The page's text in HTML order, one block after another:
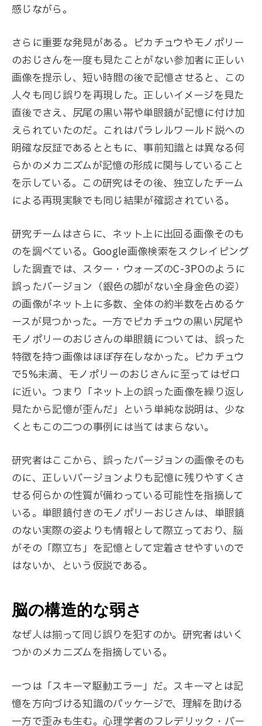
感じながら。
さらに重要な発見がある。ピカチュウやモノポリー
のおじさんを一度も見たことがない参加者に正しい
画像を提示し、短い時間の後で記憶させると、この
人々も同じ誤りを再現した。正しいイメージを見た
直後でさえ、尻尾の黒い帯や単眼鏡が記憶に付け加
えられていたのだ。これはパラレルワールド説への
明確な反証であるとともに、事前知識とは異なる何
らかのメカニズムが記憶の形成に関与していること
を示している。この研究はその後、独立したチーム
による再現実験でも同じ結果が確認されている。
研究チームはさらに、ネット上に出回る画像そのも
のを調べている。Google画像検索をスクレイピング
した調査では、スター・ウォーズのC-3POのように
誤ったバージョン（銀色の脚がない全身金色の姿）
の画像がネット上に多数、全体の約半数を占めるケ
ースが見つかった。一方でピカチュウの黒い尻尾や
モノポリーのおじさんの単眼鏡については、誤った
特徴を持つ画像はほぼ存在しなかった。ピカチュウ
で5%未満、モノポリーのおじさんに至ってはゼロ
に近い。つまり「ネット上の誤った画像を繰り返し
見たから記憶が歪んだ」という単純な説明は、少な
くともこの二つの事例には当てはまらない。
研究者はここから、誤ったバージョンの画像そのも
のに、正しいバージョンよりも記憶に残りやすくさ
せる何らかの性質が備わっている可能性を指摘して
いる。単眼鏡付きのモノポリーおじさんは、単眼鏡
のない実際の姿よりも情報として際立っており、脳
がその「際立ち」を記憶として定着させやすいので
はないか、という仮説である。
脳の構造的な弱さ
なぜ人は揃って同じ誤りを犯すのか。研究者はいく
つかのメカニズムを指摘している。
一つは「スキーマ駆動エラー」だ。スキーマとは記
憶を方向づける知識のパッケージで、理解を助ける
一方で歪みも生む。心理学者のフレデリック・バー